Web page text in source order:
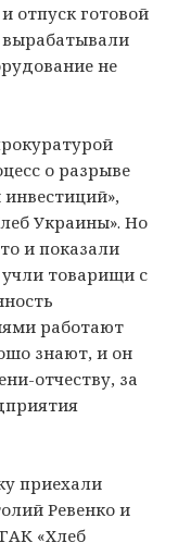
отпуск готовой
не
о разрыве
Украины». Но
и показали
товарищи с
работают
знают, и он
отчеству, за
приехали
Ревенко и
«Хлеб